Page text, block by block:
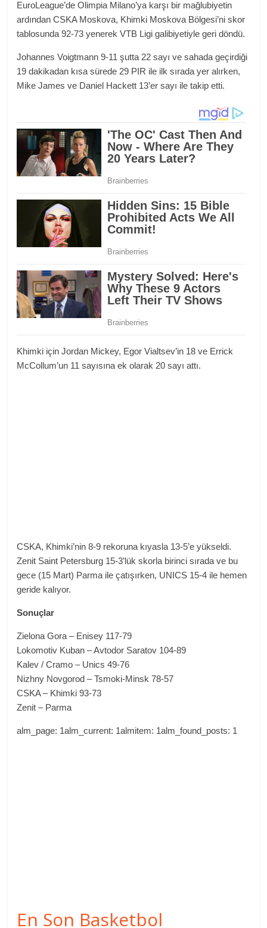
EuroLeague’de Olimpia Milano’ya karşı bir mağlubiyetin
ardından CSKA Moskova, Khimki Moskova Bölgesi’ni skor
tablosunda 92-73 yenerek VTB Ligi galibiyetiyle geri döndü.
Johannes Voigtmann 9-11 şutta 22 sayı ve sahada geçirdiği
19 dakikadan kısa sürede 29 PIR ile ilk sırada yer alırken,
Mike James ve Daniel Hackett 13’er sayı ile takip etti.
Khimki için Jordan Mickey, Egor Vialtsev’in 18 ve Errick
McCollum’un 11 sayısına ek olarak 20 sayı attı.
CSKA, Khimki’nin 8-9 rekoruna kıyasla 13-5’e yükseldi.
Zenit Saint Petersburg 15-3’lük skorla birinci sırada ve bu
gece (15 Mart) Parma ile çatışırken, UNICS 15-4 ile hemen
geride kalıyor.
Sonuçlar
Zielona Gora – Enisey 117-79
Lokomotiv Kuban – Avtodor Saratov 104-89
Kalev / Cramo – Unics 49-76
Nizhny Novgorod – Tsmoki-Minsk 78-57
CSKA – Khimki 93-73
Zenit – Parma
alm_page: 1alm_current: 1almitem: 1alm_found_posts: 1
En Son Basketbol